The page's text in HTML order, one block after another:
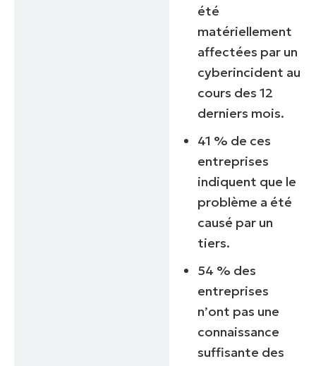
été
matériellement
affectées par un
cyberincident au
cours des 12
derniers mois.
41 % de ces
entreprises
indiquent que le
problème a été
causé par un
tiers.
54 % des
entreprises
n’ont pas une
connaissance
suffisante des